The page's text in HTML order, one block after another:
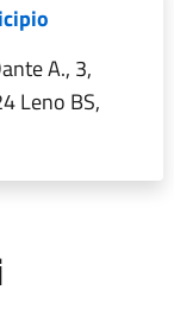
A., 3,
Leno BS,